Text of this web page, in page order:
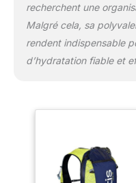
recherchent une
Malgré cela, sa
rendent indispensable
d’hydratation fiable et